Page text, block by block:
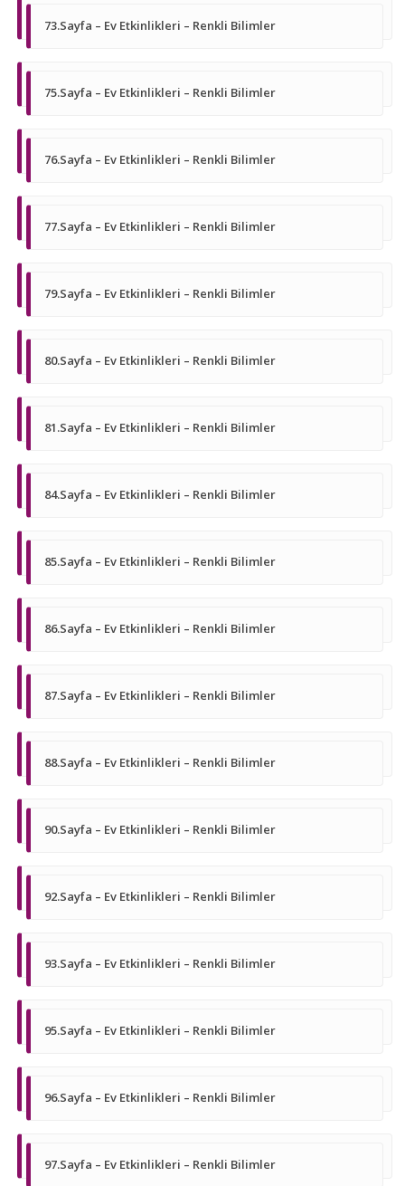
73.Sayfa – Ev Etkinlikleri – Renkli Bilimler
75.Sayfa – Ev Etkinlikleri – Renkli Bilimler
76.Sayfa – Ev Etkinlikleri – Renkli Bilimler
77.Sayfa – Ev Etkinlikleri – Renkli Bilimler
79.Sayfa – Ev Etkinlikleri – Renkli Bilimler
80.Sayfa – Ev Etkinlikleri – Renkli Bilimler
81.Sayfa – Ev Etkinlikleri – Renkli Bilimler
84.Sayfa – Ev Etkinlikleri – Renkli Bilimler
85.Sayfa – Ev Etkinlikleri – Renkli Bilimler
86.Sayfa – Ev Etkinlikleri – Renkli Bilimler
87.Sayfa – Ev Etkinlikleri – Renkli Bilimler
88.Sayfa – Ev Etkinlikleri – Renkli Bilimler
90.Sayfa – Ev Etkinlikleri – Renkli Bilimler
92.Sayfa – Ev Etkinlikleri – Renkli Bilimler
93.Sayfa – Ev Etkinlikleri – Renkli Bilimler
95.Sayfa – Ev Etkinlikleri – Renkli Bilimler
96.Sayfa – Ev Etkinlikleri – Renkli Bilimler
97.Sayfa – Ev Etkinlikleri – Renkli Bilimler